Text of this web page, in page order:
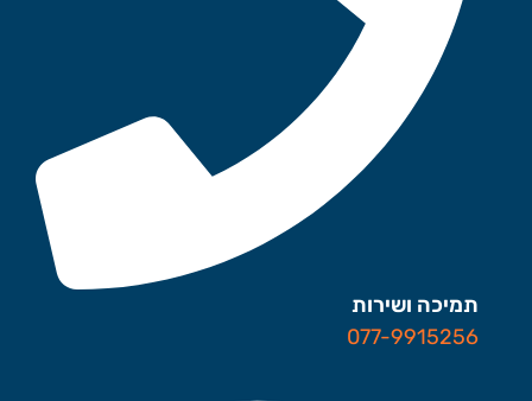
תמיכה ושירות
077-9915256